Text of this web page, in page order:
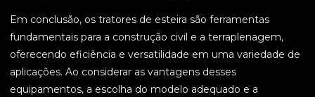
Em conclusão, os tratores de esteira são ferramentas
fundamentais para a construção civil e a terraplenagem,
oferecendo eficiência e versatilidade em uma variedade de
aplicações. Ao considerar as vantagens desses
equipamentos, a escolha do modelo adequado e a